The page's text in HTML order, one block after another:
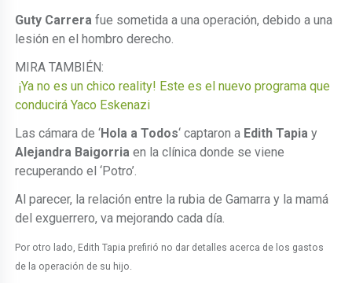
Guty Carrera fue sometida a una operación, debido a una
lesión en el hombro derecho.
MIRA TAMBIÉN:
¡Ya no es un chico reality! Este es el nuevo programa que
conducirá Yaco Eskenazi
Las cámara de ‘Hola a Todos‘ captaron a Edith Tapia y
Alejandra Baigorria en la clínica donde se viene
recuperando el ‘Potro’.
Al parecer, la relación entre la rubia de Gamarra y la mamá
del exguerrero, va mejorando cada día.
Por otro lado, Edith Tapia prefirió no dar detalles acerca de los gastos
de la operación de su hijo.